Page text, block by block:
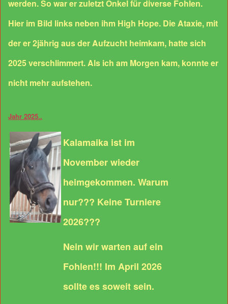
werden. So war er zuletzt Onkel für diverse Fohlen.
Hier im Bild links neben ihm High Hope. Die Ataxie, mit
der er 2jährig aus der Aufzucht heimkam, hatte sich
2025 verschlimmert. Als ich am Morgen kam, konnte er
nicht mehr aufstehen.
Jahr 2025..
Kalamaika ist im
November wieder
heimgekommen. Warum
nur??? Keine Turniere
2026???
Nein wir warten auf ein
Fohlen!!! Im April 2026
sollte es soweit sein.